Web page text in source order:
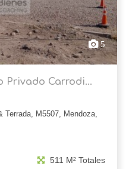
5
Privado Carrodi...
Terrada, M5507, Mendoza,
511 M² Totales